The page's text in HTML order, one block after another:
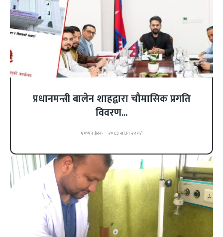
प्रधानमन्त्री बालेन शाहद्वारा चौमासिक प्रगति
विवरण...
एकपत्र डेस्क - २०८३ साउन २२ गते